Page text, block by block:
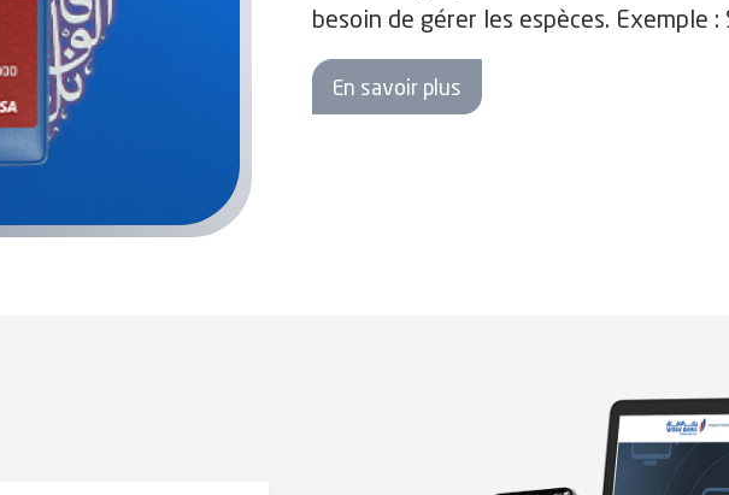
besoin de gérer les espèces. Exemple :
avance sur salaire …
En savoir plus